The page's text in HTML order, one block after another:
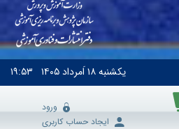
یکشنبه۱۸ اَمرداد ۱۴۰۵ ۱۹:۵۳
ورود
ایجاد حساب کاربری